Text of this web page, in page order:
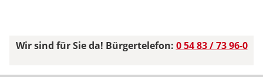
Wir sind für Sie da! Bürgertelefon: 0 54 83 / 73 96-0